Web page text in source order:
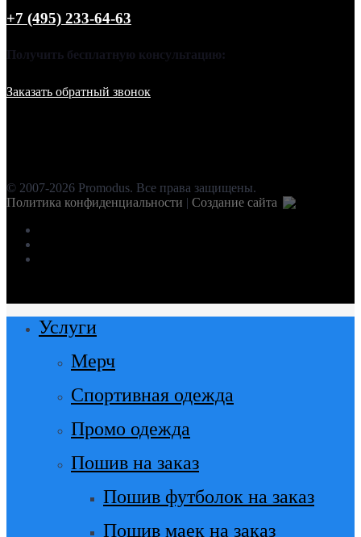
+7 (495) 233-64-63
Получить бесплатную консультацию:
Заказать обратный звонок
© 2007-2026 Promodus. Все права защищены.
Политика конфиденциальности | Создание сайта
Услуги
Мерч
Спортивная одежда
Промо одежда
Пошив на заказ
Пошив футболок на заказ
Пошив маек на заказ